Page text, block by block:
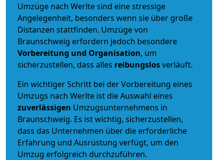
Umzüge nach Werlte sind eine stressige
Angelegenheit, besonders wenn sie über große
Distanzen stattfinden. Umzüge von
Braunschweig erfordern jedoch besondere
Vorbereitung und Organisation, um
sicherzustellen, dass alles reibungslosverläuft.
Ein wichtiger Schritt bei der Vorbereitung eines
Umzugs nach Werlte ist die Auswahl eines
zuverlässigen Umzugsunternehmens in
Braunschweig. Es ist wichtig, sicherzustellen,
dass das Unternehmen über die erforderliche
Erfahrung und Ausrüstung verfügt, um den
Umzug erfolgreich durchzuführen.